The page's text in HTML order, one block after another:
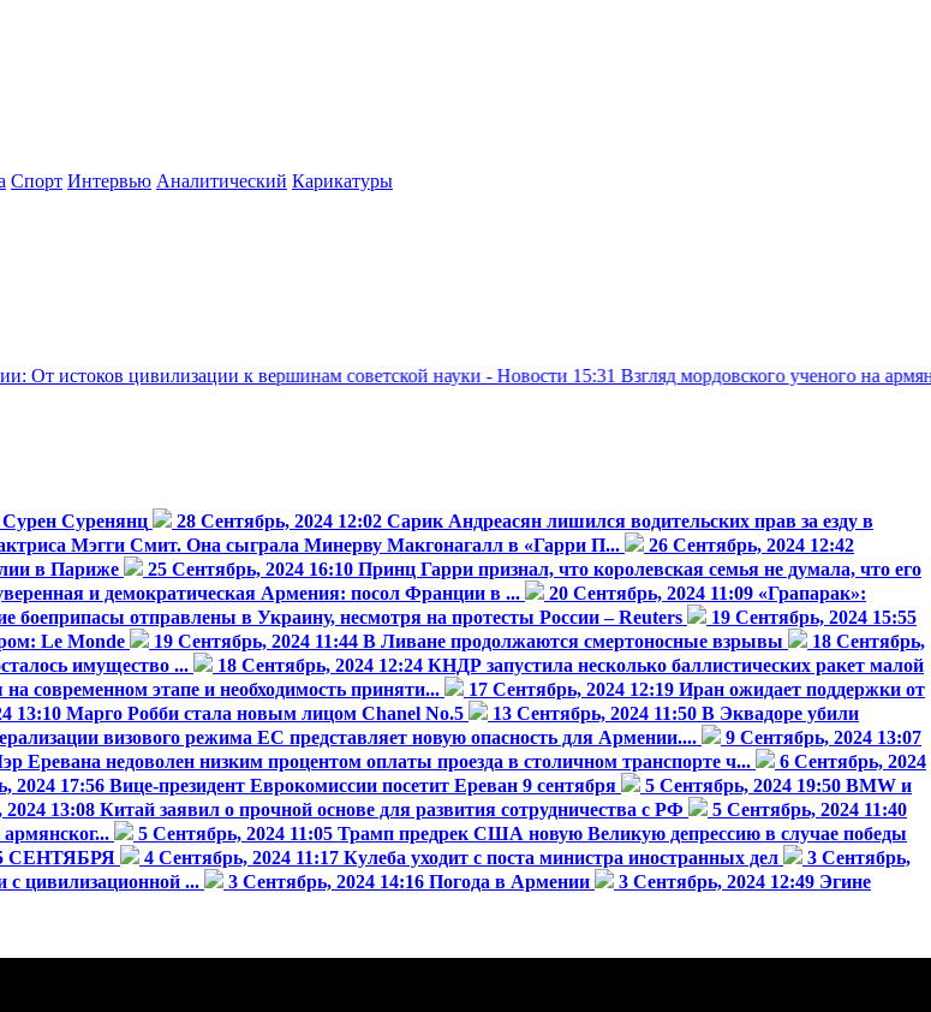
Спорт Интервью Аналитический Карикатуры
цивилизации к вершинам советской науки - Новости15:31Взгляд мордовского ученого на армянское
Сурен Суренянц 28 Сентябрь, 2024 12:02 Сарик Андреасян лишился водительских прав за езду в
Мэгги Смит. Она сыграла Минерву Макгонагалл в «Гарри П...
26 Сентябрь, 2024 12:42
в Париже
25 Сентябрь, 2024 16:10 Принц Гарри признал, что королевская семья не думала, что его
и демократическая Армения: посол Франции в ... 20 Сентябрь, 2024 11:09 «Грапарак»:
боеприпасы отправлены в Украину, несмотря на протесты России – Reuters
19 Сентябрь, 2024 15:55
Le Monde
19 Сентябрь, 2024 11:44 В Ливане продолжаются смертоносные взрывы
18 Сентябрь,
имущество ... 18 Сентябрь, 2024 12:24 КНДР запустила несколько баллистических ракет малой
современном этапе и необходимость приняти... 17 Сентябрь, 2024 12:19 Иран ожидает поддержки от
13:10 Марго Робби стала новым лицом Chanel No.5 13 Сентябрь, 2024 11:50 В Эквадоре убили
визового режима ЕС представляет новую опасность для Армении....
9 Сентябрь, 2024 13:07
Еревана недоволен низким процентом оплаты проезда в столичном транспорте ч...
6 Сентябрь, 2024
2024 17:56 Вице-президент Еврокомиссии посетит Ереван 9 сентября 5 Сентябрь, 2024 19:50 BMW и
13:08 Китай заявил о прочной основе для развития сотрудничества с РФ
5 Сентябрь, 2024 11:40
5 Сентябрь, 2024 11:05 Трамп предрек США новую Великую депрессию в случае победы
СЕНТЯБРЯ 4 Сентябрь, 2024 11:17 Кулеба уходит с поста министра иностранных дел
3 Сентябрь,
цивилизационной ... 3 Сентябрь, 2024 14:16 Погода в Армении 3 Сентябрь, 2024 12:49 Эгине